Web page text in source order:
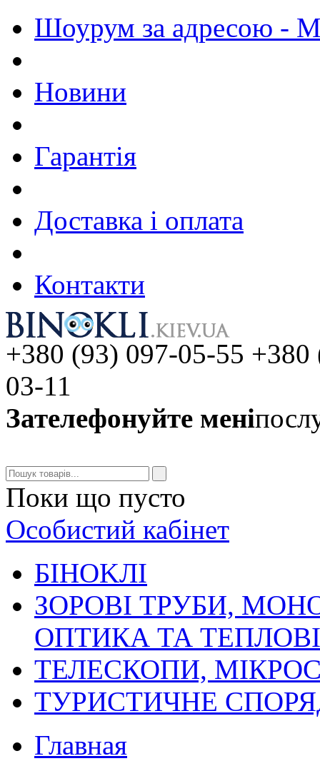
Шоурум за адресою - М.
Новини
Гарантія
Доставка і оплата
Контакти
+380 (93) 097-05-55
03-11
Зателефонуйте мені
Поки що пусто
Особистий кабінет
БIHOKЛI
ЗОРОВІ ТРУБИ,
ОПТИКА ТА
ТЕЛЕСКОПИ,
ТУРИСТИЧНЕ
Главная